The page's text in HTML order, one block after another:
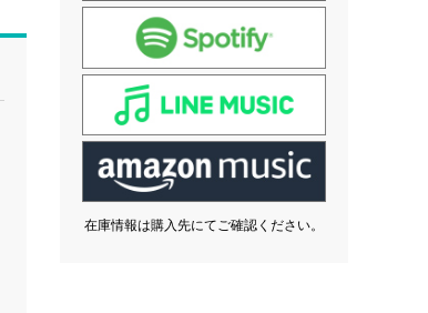
在庫情報は購入先にてご確認ください。